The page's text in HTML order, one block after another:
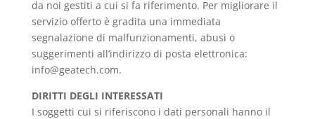
da noi gestiti a cui si fa riferimento. Per migliorare il
servizio offerto è gradita una immediata
segnalazione di malfunzionamenti, abusi o
suggerimenti all’indirizzo di posta elettronica:
info@geatech.com.
DIRITTI DEGLI INTERESSATI
I soggetti cui si riferiscono i dati personali hanno il